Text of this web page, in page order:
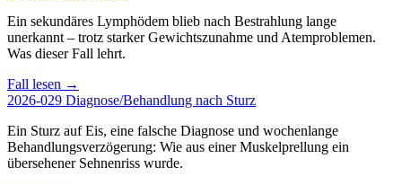
Ein sekundäres Lymphödem blieb nach Bestrahlung lange
unerkannt – trotz starker Gewichtszunahme und Atemproblemen.
Was dieser Fall lehrt.
Fall lesen →
2026-029 Diagnose/Behandlung nach Sturz
Ein Sturz auf Eis, eine falsche Diagnose und wochenlange
Behandlungsverzögerung: Wie aus einer Muskelprellung ein
übersehener Sehnenriss wurde.